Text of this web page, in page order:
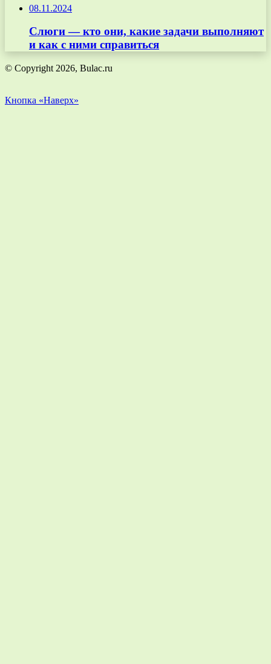
08.11.2024
Слюги — кто они, какие задачи выполняют
и как с ними справиться
© Copyright 2026, Bulac.ru
Кнопка «Наверх»